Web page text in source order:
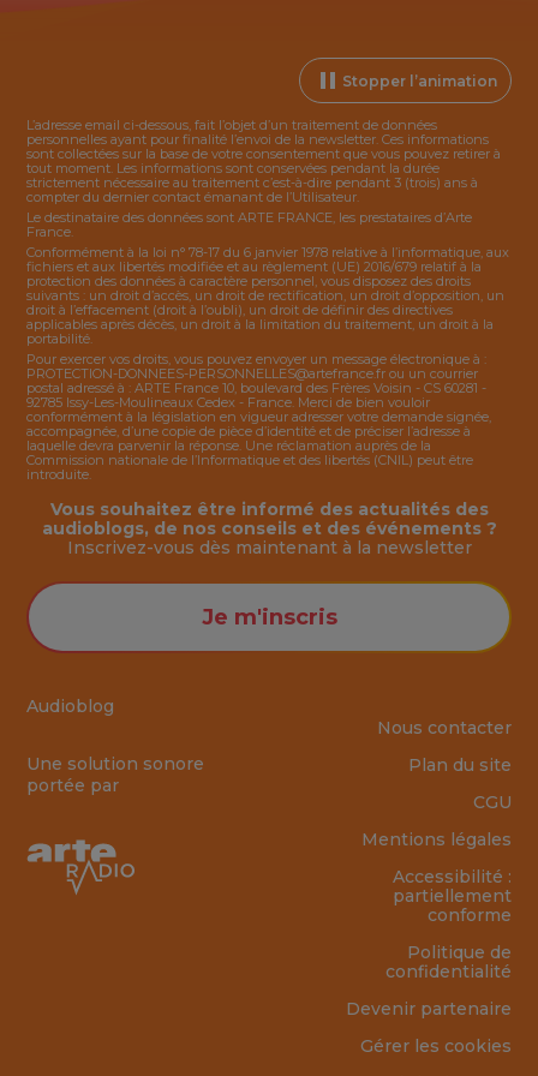
Stopper l’animation
L’adresse email ci-dessous, fait l’objet d’un traitement de données
personnelles ayant pour finalité l’envoi de la newsletter. Ces informations
sont collectées sur la base de votre consentement que vous pouvez retirer à
tout moment. Les informations sont conservées pendant la durée
strictement nécessaire au traitement c’est-à-dire pendant 3 (trois) ans à
compter du dernier contact émanant de l’Utilisateur.
Le destinataire des données sont ARTE FRANCE, les prestataires d’Arte
France.
Conformément à la loi n° 78-17 du 6 janvier 1978 relative à l’informatique, aux
fichiers et aux libertés modifiée et au règlement (UE) 2016/679 relatif à la
protection des données à caractère personnel, vous disposez des droits
suivants : un droit d’accès, un droit de rectification, un droit d’opposition, un
droit à l’effacement (droit à l’oubli), un droit de définir des directives
applicables après décès, un droit à la limitation du traitement, un droit à la
portabilité.
Pour exercer vos droits, vous pouvez envoyer un message électronique à :
PROTECTION-DONNEES-PERSONNELLES@artefrance.fr ou un courrier
postal adressé à : ARTE France 10, boulevard des Frères Voisin - CS 60281 -
92785 Issy-Les-Moulineaux Cedex - France. Merci de bien vouloir
conformément à la législation en vigueur adresser votre demande signée,
accompagnée, d’une copie de pièce d’identité et de préciser l’adresse à
laquelle devra parvenir la réponse. Une réclamation auprès de la
Commission nationale de l’Informatique et des libertés (CNIL) peut être
introduite.
Audioblog
Une solution sonore
portée par
Vous souhaitez être informé des actualités des
audioblogs, de nos conseils et des événements ?
Inscrivez-vous dès maintenant à la newsletter
Je m'inscris
Nous contacter
Plan du site
CGU
Mentions légales
Accessibilité :
partiellement
conforme
Politique de
confidentialité
Devenir partenaire
Gérer les cookies